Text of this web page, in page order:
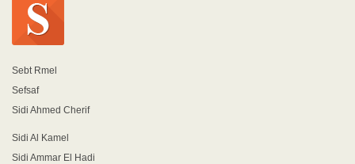
Sebt Rmel
Sefsaf
Sidi Ahmed Cherif
Sidi Al Kamel
Sidi Ammar El Hadi